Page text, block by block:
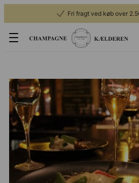
Fri fragt ved køb over